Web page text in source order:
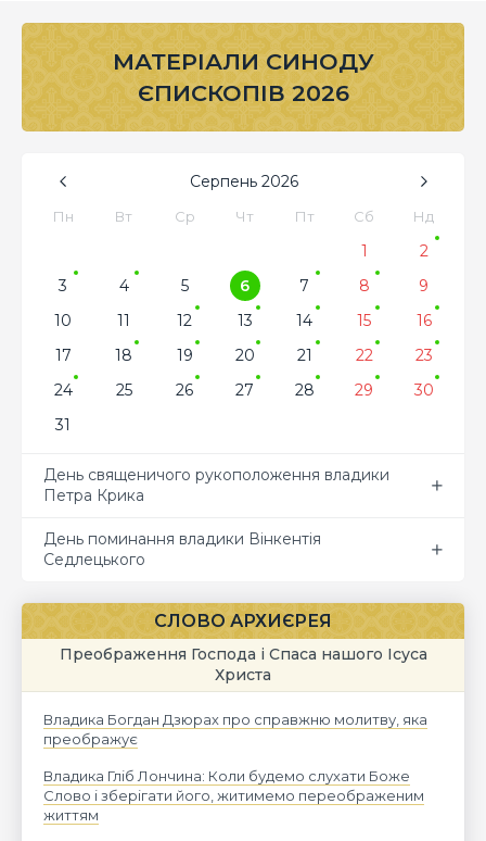
МАТЕРІАЛИ СИНОДУ
ЄПИСКОПІВ 2026
Серпень 2026
Пн Вт Ср Чт Пт Сб Нд
1
2
3
4 5 6 7 8
9
10
11 12 13 14 15
16
17
18 19 20 21 22
23
24
25 26 27 28 29
30
31
День священичого рукоположення владики
Петра Крика
День поминання владики Вінкентія
Седлецького
СЛОВО АРХИЄРЕЯ
Преображення Господа і Спаса нашого Ісуса
Христа
Владика Богдан Дзюрах про справжню молитву, яка
преображує
Владика Гліб Лончина: Коли будемо слухати Боже
Слово і зберігати його, житимемо переображеним
життям